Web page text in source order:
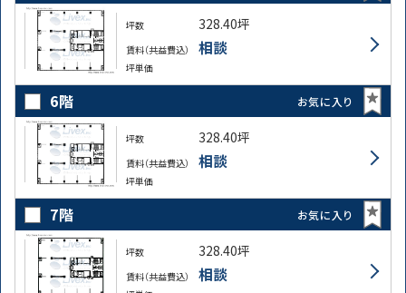
坪数 328.40坪
賃料（共益費込） 相談
坪単価
6階 お気に入り
坪数 328.40坪
賃料（共益費込） 相談
坪単価
7階 お気に入り
坪数 328.40坪
賃料（共益費込） 相談